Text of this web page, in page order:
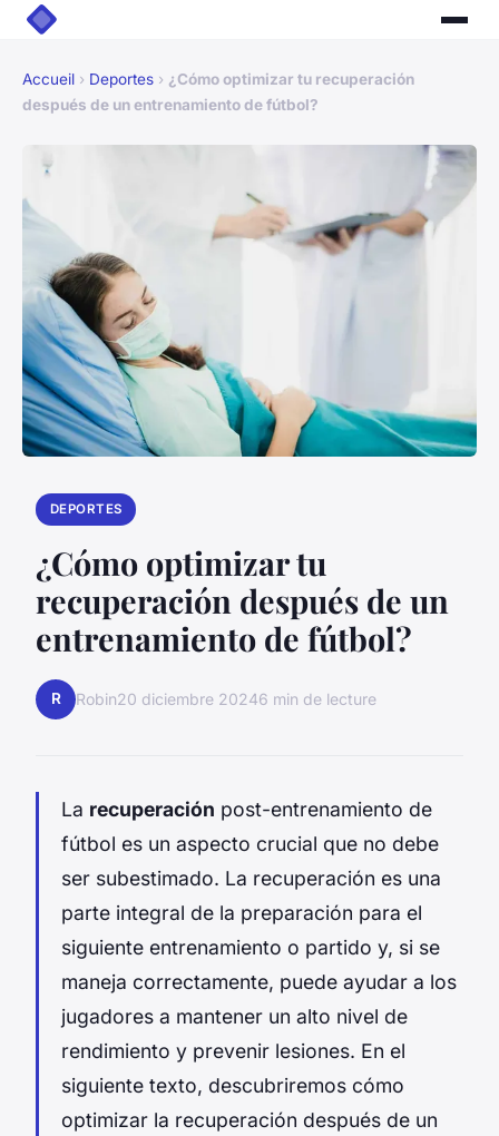
Accueil › Deportes › ¿Cómo optimizar tu recuperación
después de un entrenamiento de fútbol?
DEPORTES
¿Cómo optimizar tu
recuperación después de un
entrenamiento de fútbol?
R Robin20 diciembre 20246 min de lecture
La recuperación post-entrenamiento de
fútbol es un aspecto crucial que no debe
ser subestimado. La recuperación es una
parte integral de la preparación para el
siguiente entrenamiento o partido y, si se
maneja correctamente, puede ayudar a los
jugadores a mantener un alto nivel de
rendimiento y prevenir lesiones. En el
siguiente texto, descubriremos cómo
optimizar la recuperación después de un